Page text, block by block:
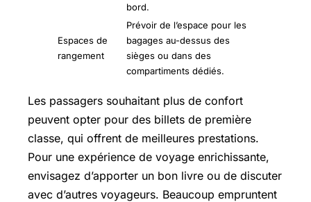
bord.
Espaces de
rangement
Prévoir de l’espace pour les
bagages au-dessus des
sièges ou dans des
compartiments dédiés.
Les passagers souhaitant plus de confort
peuvent opter pour des billets de première
classe, qui offrent de meilleures prestations.
Pour une expérience de voyage enrichissante,
envisagez d’apporter un bon livre ou de discuter
avec d’autres voyageurs. Beaucoup empruntent